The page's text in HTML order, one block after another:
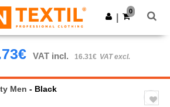
app!
Get the app
0
VAT incl. 16.31€ VAT excl.
Men - Black